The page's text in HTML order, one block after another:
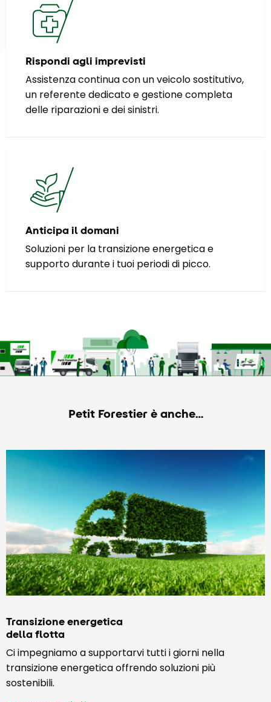
Rispondi agli imprevisti
Assistenza continua con un veicolo sostitutivo,
un referente dedicato e gestione completa
delle riparazioni e dei sinistri.
Anticipa il domani
Soluzioni per la transizione energetica e
supporto durante i tuoi periodi di picco.
Petit Forestier è anche…
Transizione energetica
della flotta
Ci impegniamo a supportarvi tutti i giorni nella
transizione energetica offrendo soluzioni più
sostenibili.